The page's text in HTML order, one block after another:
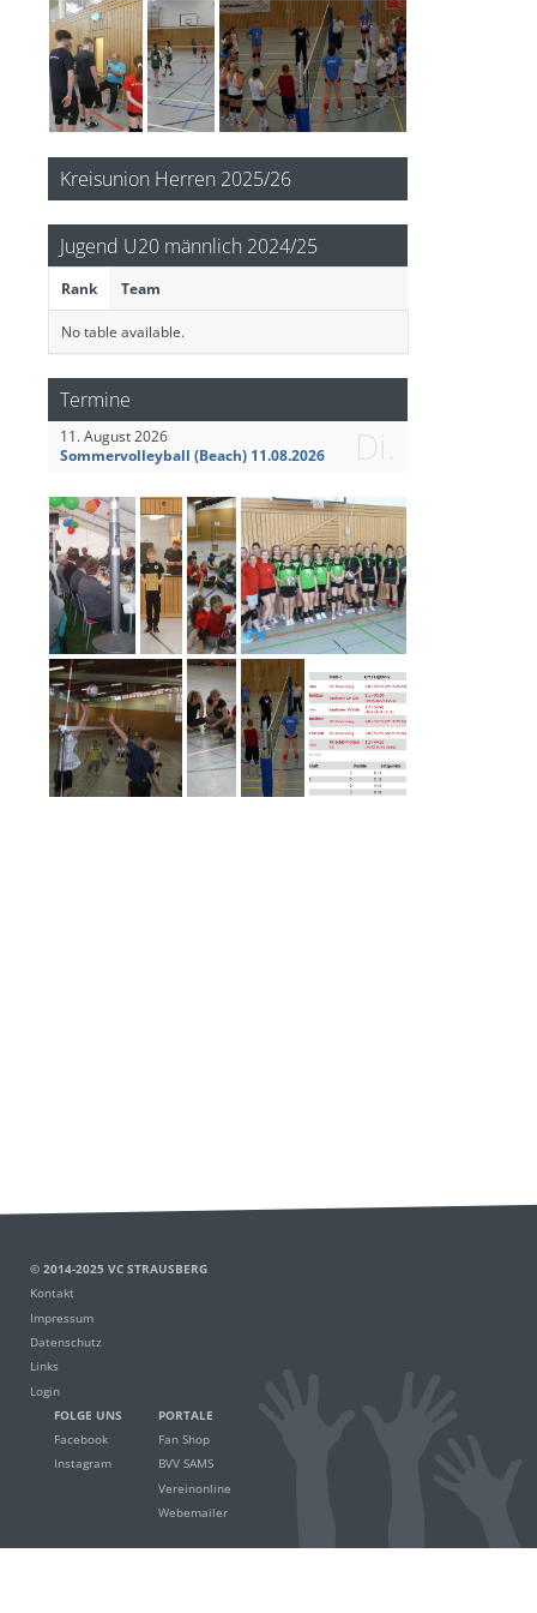
Kreisunion Herren 2025/26
Jugend U20 männlich 2024/25
Rank Team
No table available.
Termine
Di.
11. August 2026
Sommervolleyball (Beach) 11.08.2026
© 2014-2025 VC STRAUSBERG
Kontakt
Impressum
Datenschutz
Links
Login
FOLGE UNS
Facebook
Instagram
PORTALE
Fan Shop
BVV SAMS
Vereinonline
Webemailer